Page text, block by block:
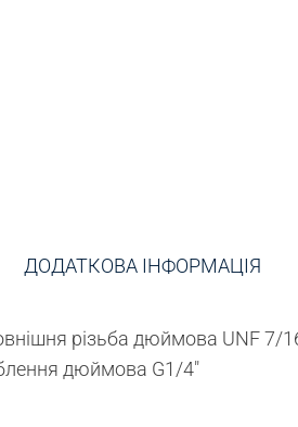
ДОДАТКОВА ІНФОРМАЦІЯ
різьба дюймова UNF 7/
дюймова G1/4″